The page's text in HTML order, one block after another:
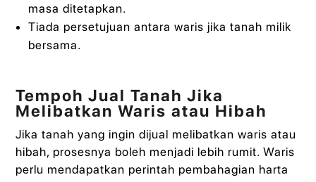
masa ditetapkan.
Tiada persetujuan antara waris jika tanah milik
bersama.
Tempoh Jual Tanah Jika
Melibatkan Waris atau Hibah
Jika tanah yang ingin dijual melibatkan waris atau
hibah, prosesnya boleh menjadi lebih rumit. Waris
perlu mendapatkan perintah pembahagian harta